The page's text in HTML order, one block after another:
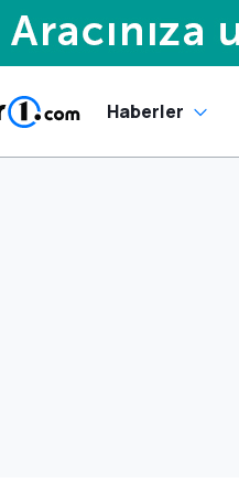
Haberler